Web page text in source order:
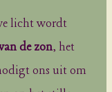
licht wordt
de zon, het
ons uit om